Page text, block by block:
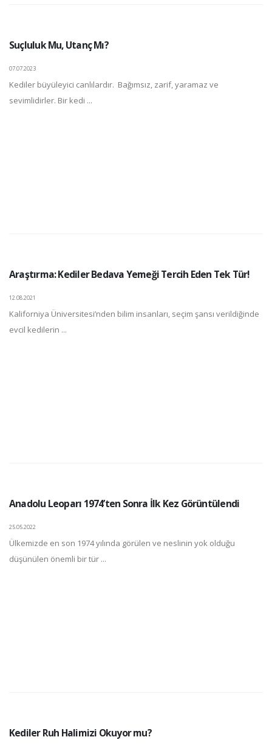
Suçluluk Mu, Utanç Mı?
07.07.2023
Kediler büyüleyici canlılardır. Bağımsız, zarif, yaramaz ve
sevimlidirler. Bir kedi ...
Araştırma: Kediler Bedava Yemeği Tercih Eden Tek Tür!
12.08.2021
Kaliforniya Üniversitesi’nden bilim insanları, seçim şansı verildiğinde
evcil kedilerin ...
Anadolu Leoparı 1974’ten Sonra İlk Kez Görüntülendi
25.05.2022
Ülkemizde en son 1974 yılında görülen ve neslinin yok olduğu
düşünülen önemli bir tür ...
Kediler Ruh Halimizi Okuyor mu?